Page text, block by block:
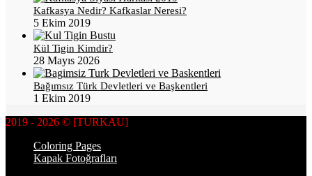
Kafkasya Nedir? Kafkaslar Neresi?
5 Ekim 2019
Kül Tigin Kimdir?
28 Mayıs 2026
Bağımsız Türk Devletleri ve Başkentleri
1 Ekim 2019
2019 - 2026 © [TURKAU]
Coloring Pages
Kapak Fotoğrafları